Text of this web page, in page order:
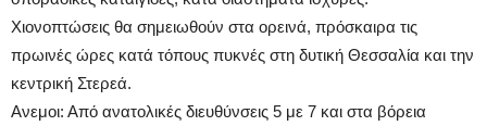
Χιονοπτώσεις θα σημειωθούν στα ορεινά, πρόσκαιρα τις
πρωινές ώρες κατά τόπους πυκνές στη δυτική Θεσσαλία και την
κεντρική Στερεά.
Ανεμοι: Από ανατολικές διευθύνσεις 5 με 7 και στα βόρεια